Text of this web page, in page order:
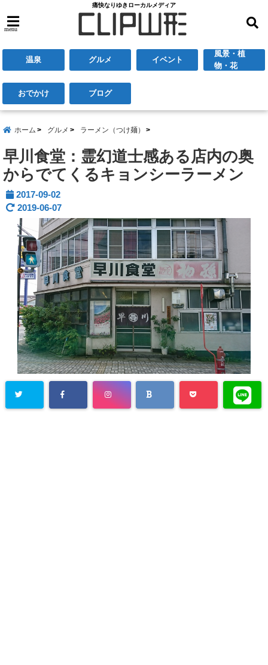
痛快なりゆきローカルメディア
menu
温泉 グルメ イベント
風景・植
物・花
おでかけ ブログ
ホーム グルメ ラーメン（つけ麺）
早川食堂：霊幻道士感ある店内の奥
からでてくるキョンシーラーメン
2017-09-02
2019-06-07